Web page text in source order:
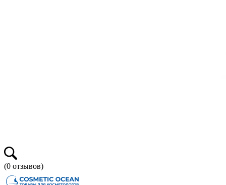
(0 отзывов)